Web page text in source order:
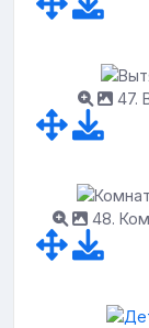
47.
48.